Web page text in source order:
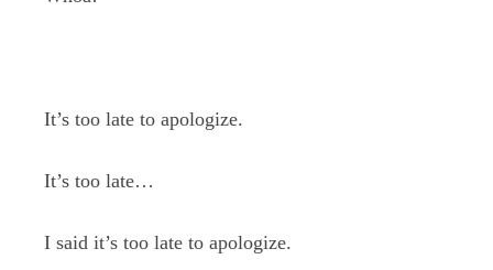
It’s too late to apologize.
It’s too late…
I said it’s too late to apologize.